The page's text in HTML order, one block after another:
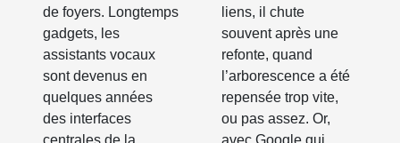
de foyers. Longtemps
gadgets, les
assistants vocaux
sont devenus en
quelques années
des interfaces
centrales de la
liens, il chute
souvent après une
refonte, quand
l’arborescence a été
repensée trop vite,
ou pas assez. Or,
avec Google qui